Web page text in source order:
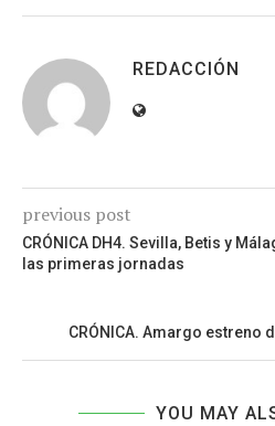
REDACCIÓN
previous post
CRÓNICA DH4. Sevilla, Betis y
las primeras jornadas
CRÓNICA. Amargo estreno
YOU MAY